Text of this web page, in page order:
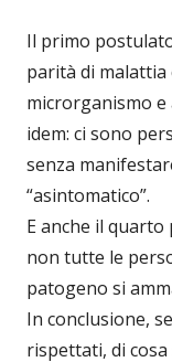
Il primo
parità di
microrganismo
idem: ci sono
senza
“asintomatico”.
E anche il
non tutte le
patogeno si
In conclusione,
rispettati, di